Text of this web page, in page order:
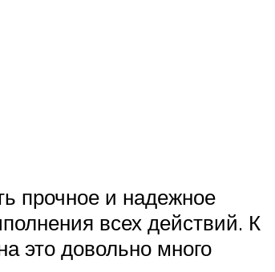
прочное и надежное
всех действий. К
это довольно много